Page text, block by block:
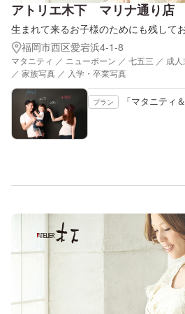
アトリエ木下 マリナ通り店
生まれて来るお子様のためにも残して
福岡市西区愛宕浜4-1-8
マタニティ ／ ニューボーン ／ 七五三 ／ 成
／ 家族写真 ／ 入学・卒業写真
プラン 「マタニティ